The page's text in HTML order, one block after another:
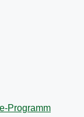
Programm